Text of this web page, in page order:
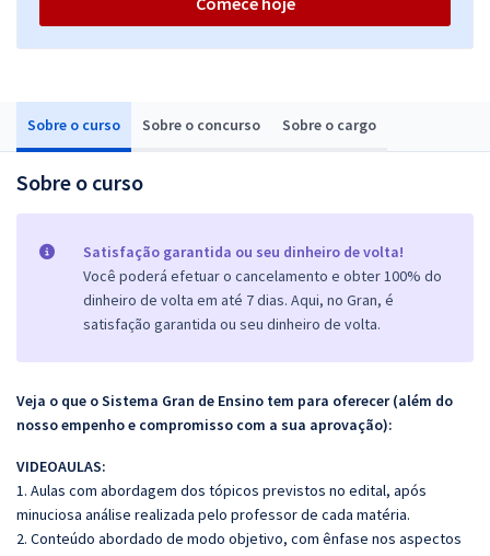
Sobre o curso Sobre o concurso Sobre o cargo
Sobre o curso
Satisfação garantida ou seu dinheiro de volta!
Você poderá efetuar o cancelamento e obter 100% do
dinheiro de volta em até 7 dias. Aqui, no Gran, é
satisfação garantida ou seu dinheiro de volta.
Veja o que o Sistema Gran de Ensino tem para oferecer (além do
nosso empenho e compromisso com a sua aprovação):
VIDEOAULAS:
1. Aulas com abordagem dos tópicos previstos no edital, após
minuciosa análise realizada pelo professor de cada matéria.
2. Conteúdo abordado de modo objetivo, com ênfase nos aspectos